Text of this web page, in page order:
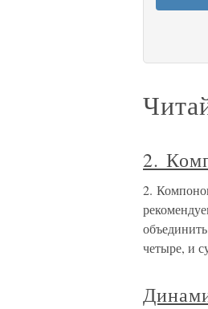
2.
2.
четыре, и